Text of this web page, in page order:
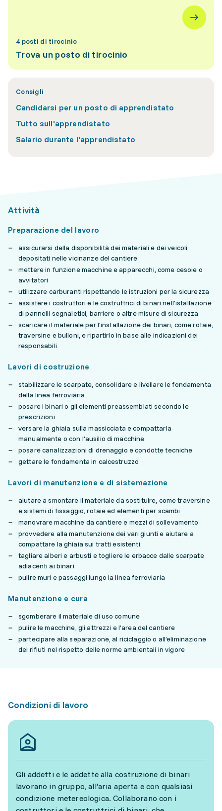
4 posti di tirocinio
Trova un posto di tirocinio
Consigli
Candidarsi per un posto di apprendistato
Tutto sull'apprendistato
Salario durante l'apprendistato
Attività
Preparazione del lavoro
assicurarsi della disponibilità dei materiali e dei veicoli
depositati nelle vicinanze del cantiere
mettere in funzione macchine e apparecchi, come cesoie o
avvitatori
utilizzare carburanti rispettando le istruzioni per la sicurezza
assistere i costruttori e le costruttrici di binari nell'istallazione
di pannelli segnaletici, barriere o altre misure di sicurezza
scaricare il materiale per l'installazione dei binari, come rotaie,
traversine e bulloni, e ripartirlo in base alle indicazioni dei
responsabili
Lavori di costruzione
stabilizzare le scarpate, consolidare e livellare le fondamenta
della linea ferroviaria
posare i binari o gli elementi preassemblati secondo le
prescrizioni
versare la ghiaia sulla massicciata e compattarla
manualmente o con l'ausilio di macchine
posare canalizzazioni di drenaggio e condotte tecniche
gettare le fondamenta in calcestruzzo
Lavori di manutenzione e di sistemazione
aiutare a smontare il materiale da sostituire, come traversine
e sistemi di fissaggio, rotaie ed elementi per scambi
manovrare macchine da cantiere e mezzi di sollevamento
provvedere alla manutenzione dei vari giunti e aiutare a
compattare la ghiaia sui tratti esistenti
tagliare alberi e arbusti e togliere le erbacce dalle scarpate
adiacenti ai binari
pulire muri e passaggi lungo la linea ferroviaria
Manutenzione e cura
sgomberare il materiale di uso comune
pulire le macchine, gli attrezzi e l’area del cantiere
partecipare alla separazione, al riciclaggio o all’eliminazione
dei rifiuti nel rispetto delle norme ambientali in vigore
Condizioni di lavoro
Gli addetti e le addette alla costruzione di binari
lavorano in gruppo, all'aria aperta e con qualsiasi
condizione metereologica. Collaborano con i